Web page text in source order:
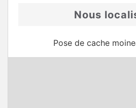
Nous
Pose de cache